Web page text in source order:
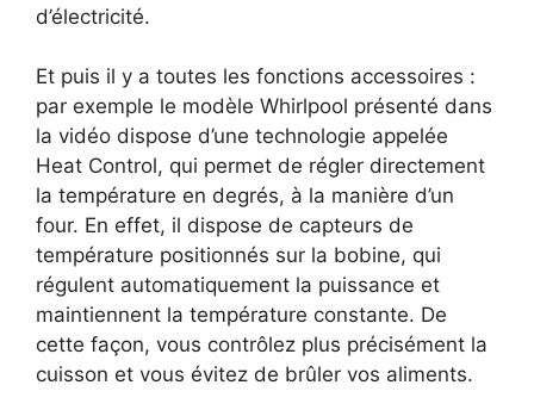
d’électricité.
Et puis il y a toutes les fonctions accessoires :
par exemple le modèle Whirlpool présenté dans
la vidéo dispose d’une technologie appelée
Heat Control, qui permet de régler directement
la température en degrés, à la manière d’un
four. En effet, il dispose de capteurs de
température positionnés sur la bobine, qui
régulent automatiquement la puissance et
maintiennent la température constante. De
cette façon, vous contrôlez plus précisément la
cuisson et vous évitez de brûler vos aliments.